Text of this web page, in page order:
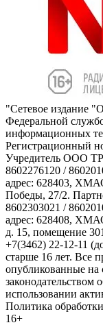
"Сетевое издание
Федеральной
информационных
Регистрационный
Учредитель ООО
8602276120 /
адрес: 628403,
Победы, 27/2.
8602303021 /
адрес: 628408,
д. 15, помещение
+7(3462) 22-12-11
старше 16 лет. Все
опубликованные на
использовании
Политика
16+